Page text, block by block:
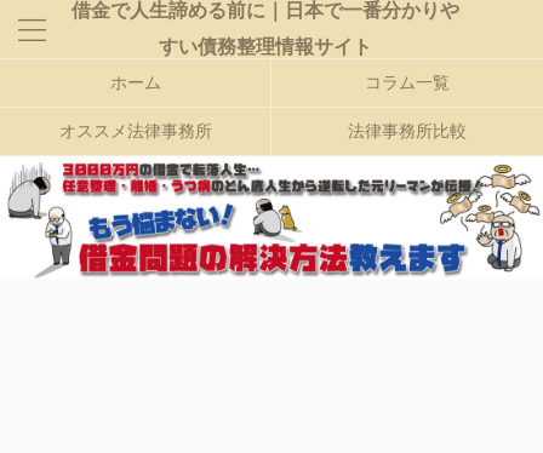
借金で人生諦める前に｜日本で一番分かりや
すい債務整理情報サイト
ホーム コラム一覧
オススメ法律事務所 法律事務所比較